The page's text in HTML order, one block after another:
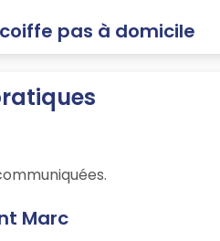
pas à domicile
Marc